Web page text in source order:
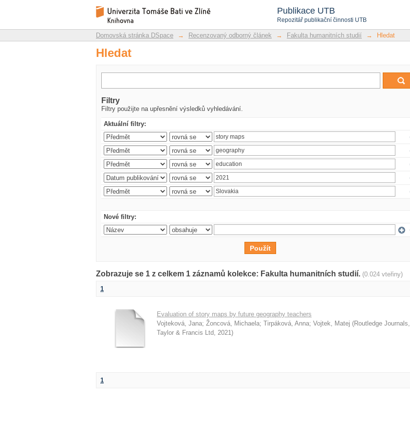
Publikace UTB
Repozitář publikační činnosti UTB
Hledat
Repozitář DSpace/Manakin
Domovská stránka DSpace → Recenzovaný odborný článek → Fakulta humanitních studií → Hledat
Hledat
Filtry
Filtry použijte na upřesnění výsledků vyhledávání.
Aktuální filtry:
Nové filtry:
Zobrazuje se 1 z celkem 1 záznamů kolekce: Fakulta humanitních studií. (0.024 vteřiny)
1
Evaluation of story maps by future geography teachers
Vojteková, Jana; Žoncová, Michaela; Tirpáková, Anna; Vojtek, Matej (Routledge Journals,
Taylor & Francis Ltd, 2021)
1